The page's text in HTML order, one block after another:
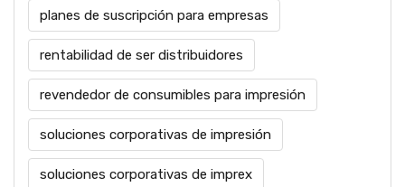
planes de suscripción para empresas
rentabilidad de ser distribuidores
revendedor de consumibles para impresión
soluciones corporativas de impresión
soluciones corporativas de imprex